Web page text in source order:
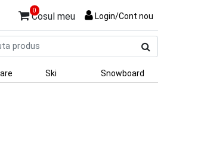
0
Cosul meu Login/Cont nou
produs
Ski Snowboard